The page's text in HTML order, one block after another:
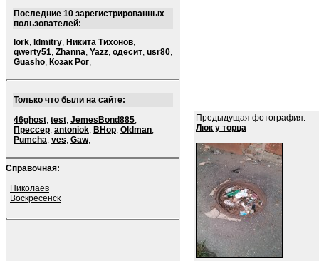
Последние 10 зарегистрированных
пользователей:
lork, ldmitry, Никита Тихонов,
qwerty51, Zhanna, Yazz, одесит, usr80,
Guasho, Козак Рог,
Только что были на сайте:
46ghost, test, JemesBond885,
Прессер, antoniok, BHop, Oldman,
Pumcha, ves, Gaw,
Справочная:
Николаев
Воскресенск
Предыдущая фотография:
Люк у торца